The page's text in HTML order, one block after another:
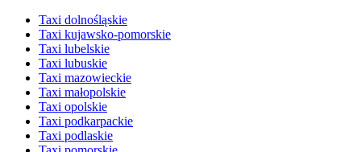
Taxi dolnośląskie
Taxi kujawsko-pomorskie
Taxi lubelskie
Taxi lubuskie
Taxi mazowieckie
Taxi małopolskie
Taxi opolskie
Taxi podkarpackie
Taxi podlaskie